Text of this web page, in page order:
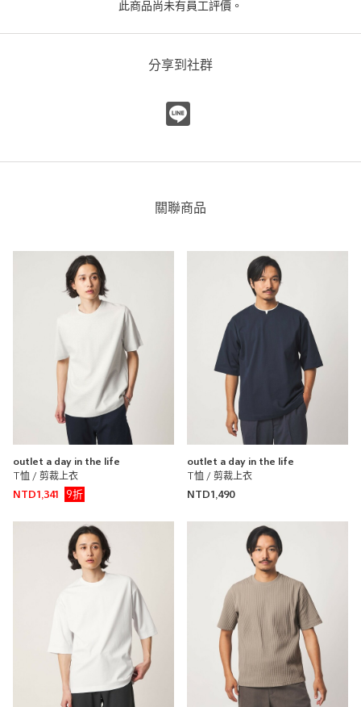
此商品尚未有員工評價。
分享到社群
關聯商品
outlet a day in the life
T恤 / 剪裁上衣
NTD1,341
9折
outlet a day in the life
T恤 / 剪裁上衣
NTD1,490